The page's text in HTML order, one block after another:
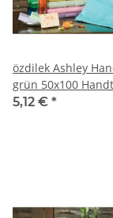
özdilek Ashley
grün 50x100
Handtücher
5,12 € *